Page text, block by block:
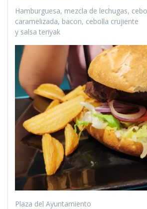
Hamburguesa, mezcla de lechugas,
caramelizada, bacon, cebolla crujiente
y salsa teriyak
Plaza del Ayuntamiento